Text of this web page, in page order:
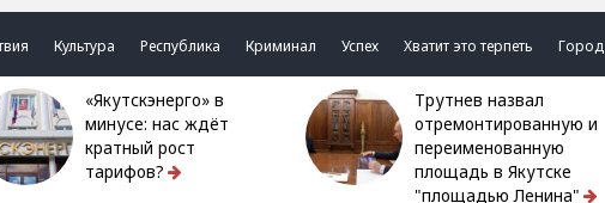
Культура Республика Криминал Успех Хватит это терпеть Город
«Якутскэнерго» в
минусе: нас ждёт
кратный рост
тарифов?
Трутнев назвал
отремонтированную и
переименованную
площадь в Якутске
"площадью Ленина"